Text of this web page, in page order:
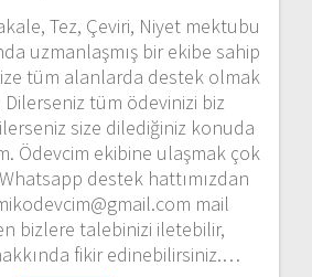
Tez, Çeviri, Niyet mektubu
uzmanlaşmış bir ekibe sahip
tüm alanlarda destek olmak
tüm ödevinizi biz
size dilediğiniz konuda
Ödevcim ekibine ulaşmak çok
destek hattımızdan
mail
bizlere talebinizi iletebilir,
fikir edinebilirsiniz.…